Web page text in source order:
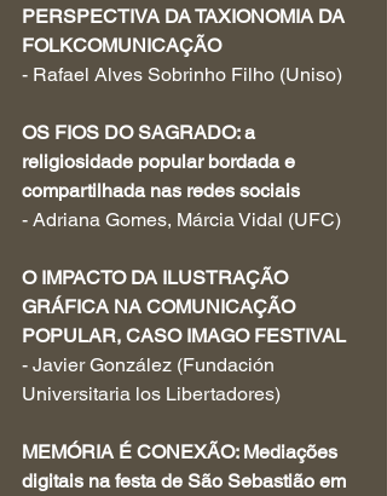
PERSPECTIVA DA TAXIONOMIA DA
FOLKCOMUNICAÇÃO
- Rafael Alves Sobrinho Filho (Uniso)
OS FIOS DO SAGRADO: a
religiosidade popular bordada e
compartilhada nas redes sociais
- Adriana Gomes, Márcia Vidal (UFC)
O IMPACTO DA ILUSTRAÇÃO
GRÁFICA NA COMUNICAÇÃO
POPULAR, CASO IMAGO FESTIVAL
- Javier González (Fundación
Universitaria los Libertadores)
MEMÓRIA É CONEXÃO: Mediações
digitais na festa de São Sebastião em